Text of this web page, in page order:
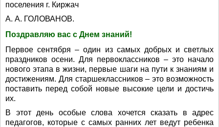
поселения г. Киржач
А. А. ГОЛОВАНОВ.
Поздравляю вас с Днем знаний!
Первое сентября – один из самых добрых и светлых
праздников осени. Для первоклассников – это начало
нового этапа в жизни, первые шаги на пути к знаниям и
достижениям. Для старшеклассников – это возможность
поставить перед собой новые высокие цели и достичь
их.
В этот день особые слова хочется сказать в адрес
педагогов, которые с самых ранних лет ведут ребенка